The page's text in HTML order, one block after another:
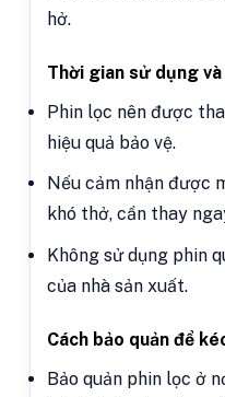
hở.
Thời gian sử dụng
Phin lọc nên được
hiệu quả bảo vệ.
Nếu cảm nhận được
khó thở, cần thay
Không sử dụng phin
của nhà sản xuất.
Cách bảo quản để
Bảo quản phin lọc ở